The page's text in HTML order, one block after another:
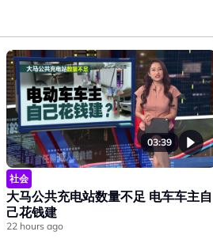
03:39
社会
大马公共充电站数量不足 电车车主自
己花钱建
22 hours ago